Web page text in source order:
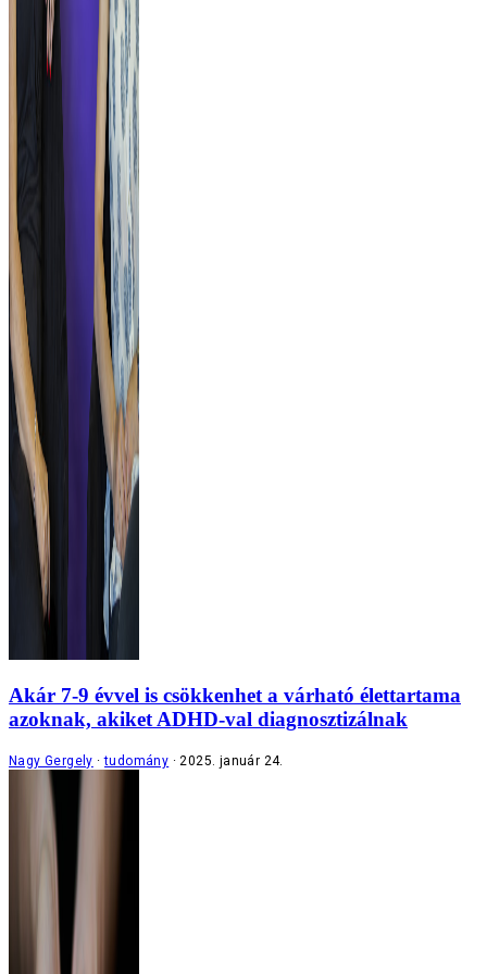
Akár 7-9 évvel is csökkenhet a várható élettartama
azoknak, akiket ADHD-val diagnosztizálnak
Nagy Gergely tudomány 2025. január 24.